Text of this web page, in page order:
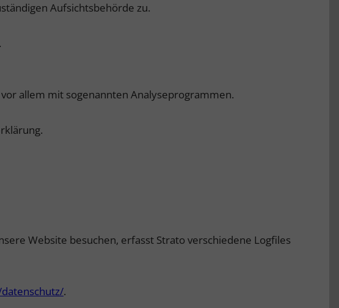
Aufsichtsbehörde zu.
allem mit sogenannten Analyseprogrammen.
Website besuchen, erfasst Strato verschiedene Logfiles
.